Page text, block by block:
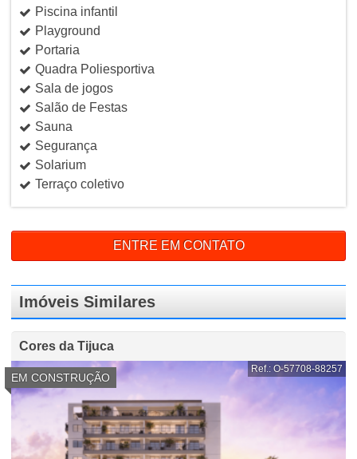
Piscina infantil
Playground
Portaria
Quadra Poliesportiva
Sala de jogos
Salão de Festas
Sauna
Segurança
Solarium
Terraço coletivo
ENTRE EM CONTATO
Imóveis Similares
Cores da Tijuca
EM CONSTRUÇÃO
Ref.: O-57708-88257